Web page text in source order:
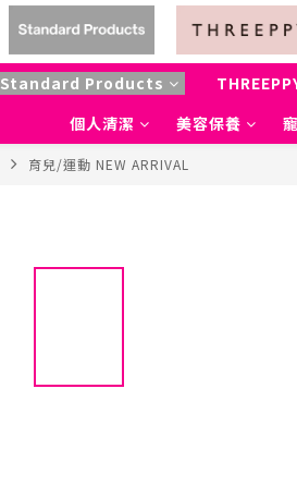
Standard Products
個人清潔
美容保養
育兒/運動 NEW ARRIVAL